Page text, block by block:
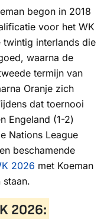
begon in 2018
voor het WK
twintig interlands die
waarna de
termijn van
Oranje zich
dat toernooi
Engeland (1-2)
Nations League
beschamende
2026 met Koeman
2026: